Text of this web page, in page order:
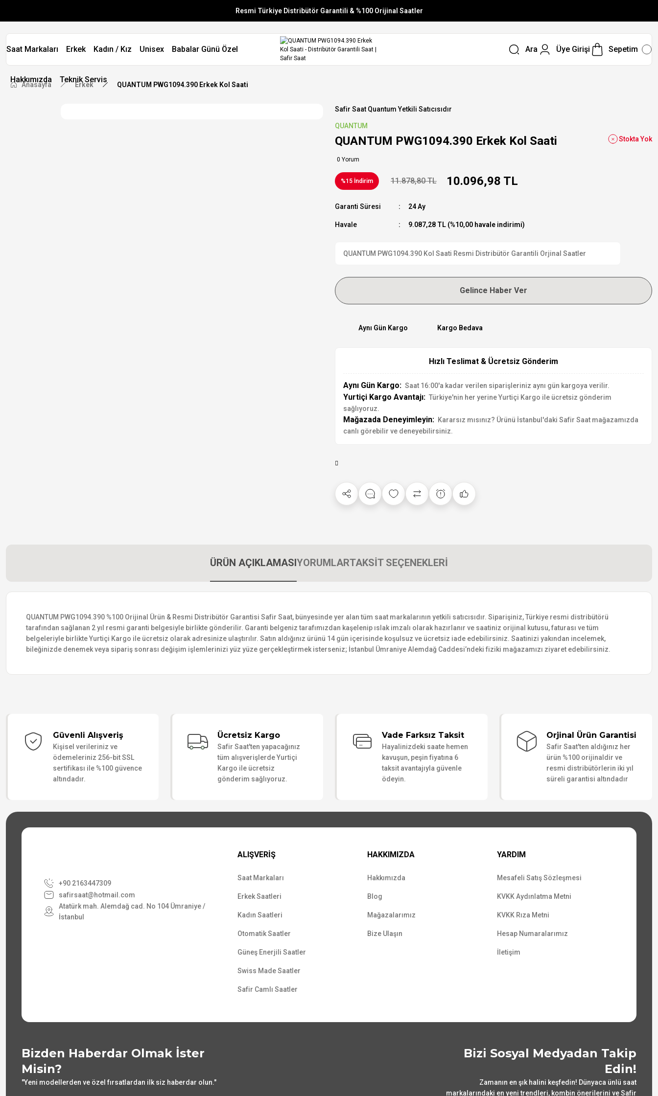
Resmi Türkiye Distribütör Garantili & %100 Orijinal Saatler
Vade Farksız 6 Taksit
Aynı Gün Stoktan Gönderim
Saat Markaları Erkek Kadın / Kız Unisex Babalar Günü Özel
Hakkımızda Teknik Servis
Ara Üye Girişi Sepetim
Anasayfa Erkek QUANTUM PWG1094.390 Erkek Kol Saati
Safir Saat Quantum Yetkili Satıcısıdır
QUANTUM
QUANTUM PWG1094.390 Erkek Kol Saati
0 Yorum
Stokta Yok
%15 İndirim 11.878,80 TL 10.096,98 TL
Garanti Süresi 24 Ay
Havale 9.087,28 TL (%10,00 havale indirimi)
QUANTUM PWG1094.390 Kol Saati Resmi Distribütör Garantili Orjinal Saatler
Gelince Haber Ver
Aynı Gün Kargo Kargo Bedava
Hızlı Teslimat & Ücretsiz Gönderim
Aynı Gün Kargo: Saat 16:00'a kadar verilen siparişleriniz aynı gün kargoya verilir.
Yurtiçi Kargo Avantajı: Türkiye'nin her yerine Yurtiçi Kargo ile ücretsiz gönderim
sağlıyoruz.
Mağazada Deneyimleyin: Kararsız mısınız? Ürünü İstanbul'daki Safir Saat mağazamızda
canlı görebilir ve deneyebilirsiniz.
ÜRÜN AÇIKLAMASIYORUMLARTAKSİT SEÇENEKLERİ
QUANTUM PWG1094.390 %100 Orijinal Ürün & Resmi Distribütör Garantisi Safir Saat, bünyesinde yer alan tüm saat markalarının yetkili satıcısıdır. Siparişiniz, Türkiye resmi distribütörü
tarafından sağlanan 2 yıl resmi garanti belgesiyle birlikte gönderilir. Garanti belgeniz tarafımızdan kaşelenip ıslak imzalı olarak hazırlanır ve saatiniz orijinal kutusu, faturası ve tüm
belgeleriyle birlikte Yurtiçi Kargo ile ücretsiz olarak adresinize ulaştırılır. Satın aldığınız ürünü 14 gün içerisinde koşulsuz ve ücretsiz iade edebilirsiniz. Saatinizi yakından incelemek,
bileğinizde denemek veya sipariş sonrası değişim işlemlerinizi yüz yüze gerçekleştirmek isterseniz; İstanbul Ümraniye Alemdağ Caddesi’ndeki fiziki mağazamızı ziyaret edebilirsiniz.
Güvenli Alışveriş
Kişisel verileriniz ve
ödemeleriniz 256-bit SSL
sertifikası ile %100 güvence
altındadır.
Ücretsiz Kargo
Safir Saat'ten yapacağınız
tüm alışverişlerde Yurtiçi
Kargo ile ücretsiz
gönderim sağlıyoruz.
Vade Farksız Taksit
Hayalinizdeki saate hemen
kavuşun, peşin fiyatına 6
taksit avantajıyla güvenle
ödeyin.
Orjinal Ürün Garantisi
Safir Saat'ten aldığınız her
ürün %100 orijinaldir ve
resmi distribütörlerin iki yıl
süreli garantisi altındadır
+90 2163447309
safirsaat@hotmail.com
Atatürk mah. Alemdağ cad. No 104 Ümraniye /
İstanbul
ALIŞVERİŞ
Saat Markaları
Erkek Saatleri
Kadın Saatleri
Otomatik Saatler
Güneş Enerjili Saatler
Swiss Made Saatler
Safir Camlı Saatler
HAKKIMIZDA
Hakkımızda
Blog
Mağazalarımız
Bize Ulaşın
YARDIM
Mesafeli Satış Sözleşmesi
KVKK Aydınlatma Metni
KVKK Rıza Metni
Hesap Numaralarımız
İletişim
Bizden Haberdar Olmak İster
Misin?
"Yeni modellerden ve özel fırsatlardan ilk siz haberdar olun."
Bizi Sosyal Medyadan Takip
Edin!
Zamanın en şık halini keşfedin! Dünyaca ünlü saat
markalarındaki en yeni trendleri, kombin önerilerini ve Safir